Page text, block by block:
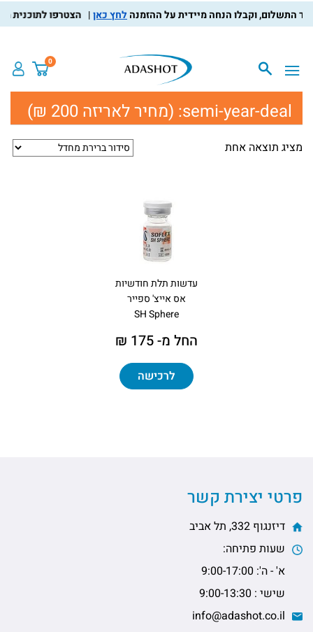
לחץ כאן הצטרפו לתוכנית
0
semi-year-deal: (מחיר לאריזה 200 ₪)
מציג תוצאה אחת
עדשות תלת חודשיות
אס אייצ' ספייר
SH Sphere
החל מ- 175 ₪
לרכישה
פרטי יצירת קשר
דיזנגוף 332, תל אביב
שעות פתיחה:
א' - ה': 9:00-17:00
שישי : 9:00-13:30